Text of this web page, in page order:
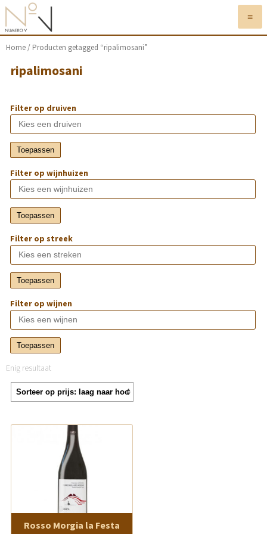
≡
Home / Producten getagged “ripalimosani”
ripalimosani
Filter op druiven
Toepassen
Filter op wijnhuizen
Toepassen
Filter op streek
Toepassen
Filter op wijnen
Toepassen
Enig resultaat
Rosso Morgia la Festa